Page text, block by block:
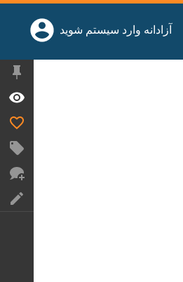
آزادانه وارد سیستم شوید